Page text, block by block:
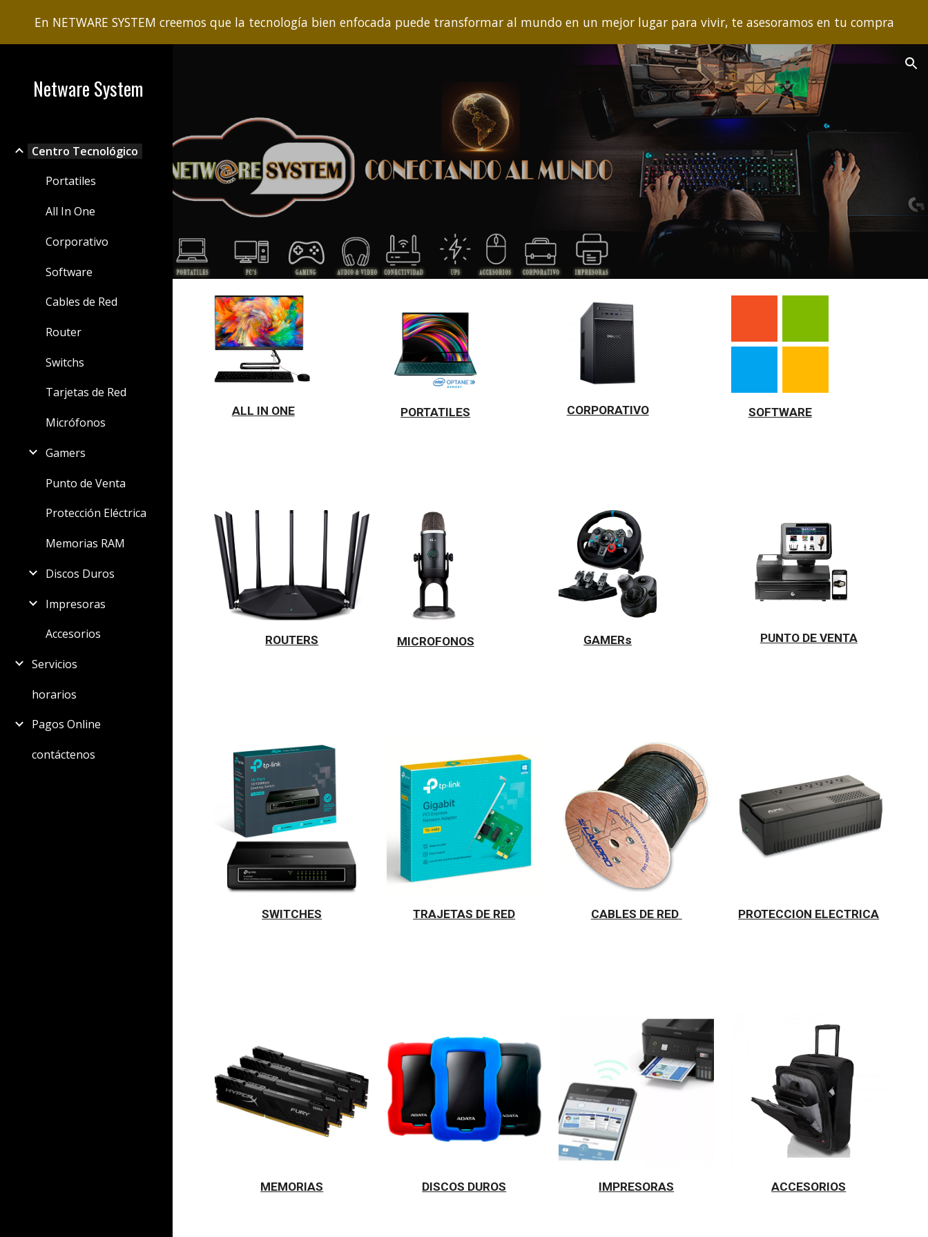
Skip to main content Skip to navigation
En NETWARE SYSTEM creemos que la tecnología bien enfocada puede transformar al mundo en un mejor lugar para vivir, te asesoramos en tu compra
Netware System
Centro Tecnológico
Portatiles
All In One
Corporativo
Software
Cables de Red
Router
Switchs
Tarjetas de Red
Micrófonos
Gamers
Punto de Venta
Protección Eléctrica
Memorias RAM
Discos Duros
Impresoras
Accesorios
Servicios
horarios
Pagos Online
contáctenos
ALL IN ONE PORTATILES CORPORATIVO SOFTWARE
ROUTERS MICROFONOS GAMERs PUNTO DE VENTA
SWITCHES TRAJETAS DE RED CABLES DE RED PROTECCION ELECTRICA
MEMORIAS DISCOS DUROS IMPRESORAS ACCESORIOS